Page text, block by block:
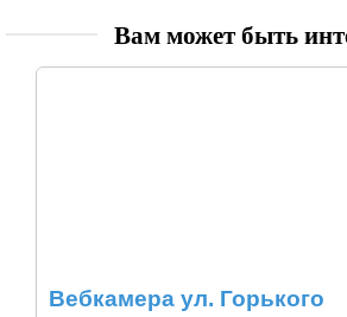
Вам может быть
Вебкамера ул. Горького